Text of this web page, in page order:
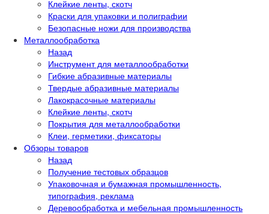
Клейкие ленты, скотч
Краски для упаковки и полиграфии
Безопасные ножи для производства
Металлообработка
Назад
Инструмент для металлообработки
Гибкие абразивные материалы
Твердые абразивные материалы
Лакокрасочные материалы
Клейкие ленты, скотч
Покрытия для металлообработки
Клеи, герметики, фиксаторы
Обзоры товаров
Назад
Получение тестовых образцов
Упаковочная и бумажная промышленность,
типография, реклама
Деревообработка и мебельная промышленность